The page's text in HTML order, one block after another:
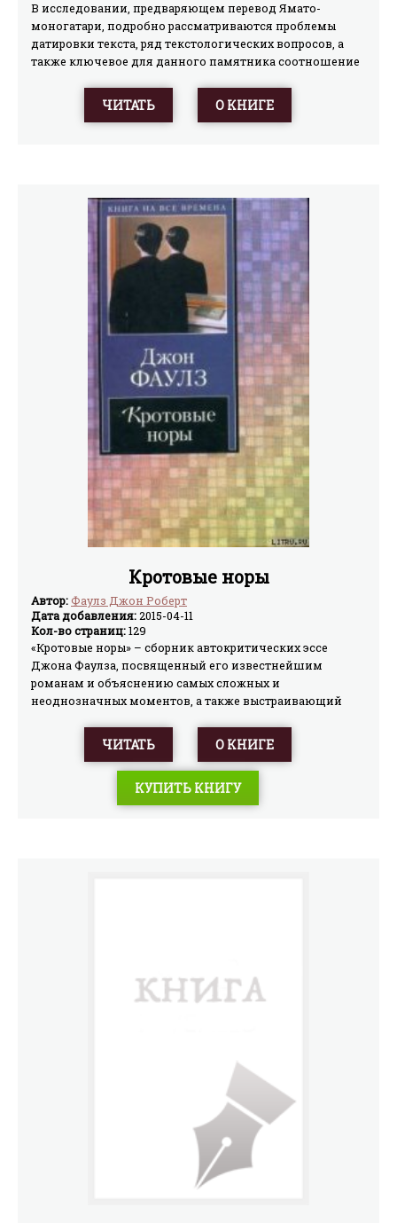
В исследовании, предваряющем перевод Ямато-
моногатари, подробно рассматриваются проблемы
датировки текста, ряд текстологических вопросов, а
также ключевое для данного памятника соотношение
ЧИТАТЬ О КНИГЕ
Кротовые норы
Автор:Фаулз Джон Роберт
Дата добавления:2015-04-11
Кол-во страниц:129
«Кротовые норы» – сборник автокритических эссе
Джона Фаулза, посвященный его известнейшим
романам и объяснению самых сложных и
неоднозначных моментов, а также выстраивающий
Мартина» в единое концептуальное повествование.
ЧИТАТЬ О КНИГЕ
КУПИТЬ КНИГУ